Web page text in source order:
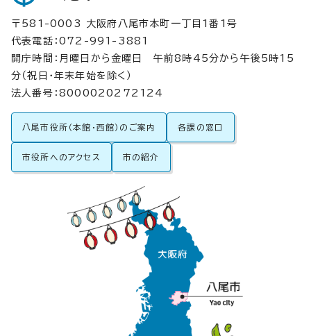
〒581-0003 大阪府八尾市本町一丁目1番1号
代表電話：072-991-3881
開庁時間：月曜日から金曜日 午前8時45分から午後5時15
分（祝日・年末年始を除く）
法人番号：8000020272124
八尾市役所（本館・西館）のご案内 各課の窓口
市役所へのアクセス 市の紹介